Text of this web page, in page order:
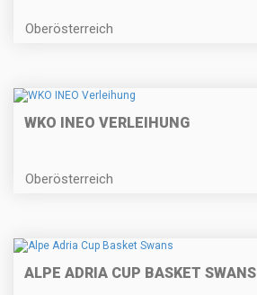
Oberösterreich
WKO INEO VERLEIHUNG
Oberösterreich
ALPE ADRIA CUP BASKET SWANS